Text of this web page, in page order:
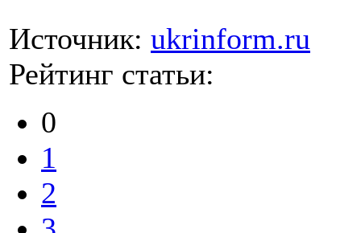
Источник: ukrinform.ru
Рейтинг статьи:
0
1
2